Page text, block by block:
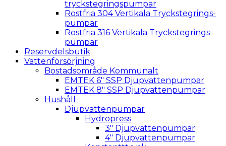
tryckstegringspumpar
Rostfria 304 Vertikala Tryckstegrings­
pumpar
Rostfria 316 Vertikala Tryckstegrings­
pumpar
Reservdelsbutik
Vattenförsörjning
Bostadsområde Kommunalt
EMTEK 6″ SSP Djupvattenpumpar
EMTEK 8″ SSP Djupvattenpumpar
Hushåll
Djupvattenpumpar
Hydropress
3″ Djupvatten­­pumpar
4″ Djupvatten­pumpar